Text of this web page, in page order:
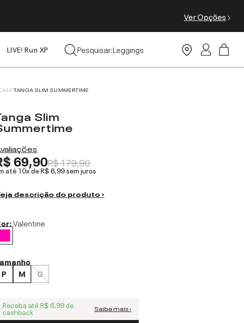
Ver Opções
LIVE! Run XP
Pesquisar:
Tops
Leggings
TANGA SLIM SUMMERTIME
Slim
69,90R$ 179,90
até 10x deR$ 6,99sem juros
descrição do produto ›
Valentine
P
M G
Receba até R$ 6,99 de
cashback Saiba mais ›